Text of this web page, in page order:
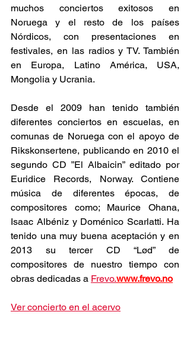
muchos conciertos exitosos en
Noruega y el resto de los países
Nórdicos, con presentaciones en
festivales, en las radios y TV. También
en Europa, Latino América, USA,
Mongolia y Ucrania.
Desde el 2009 han tenido también
diferentes conciertos en escuelas, en
comunas de Noruega con el apoyo de
Rikskonsertene, publicando en 2010 el
segundo CD ”El Albaicin” editado por
Euridice Records, Norway. Contiene
música de diferentes épocas, de
compositores como; Maurice Ohana,
Isaac Albéniz y Doménico Scarlatti. Ha
tenido una muy buena aceptación y en
2013 su tercer CD “Lød” de
compositores de nuestro tiempo con
obras dedicadas a Frevo.www.frevo.no
Ver concierto en el acervo